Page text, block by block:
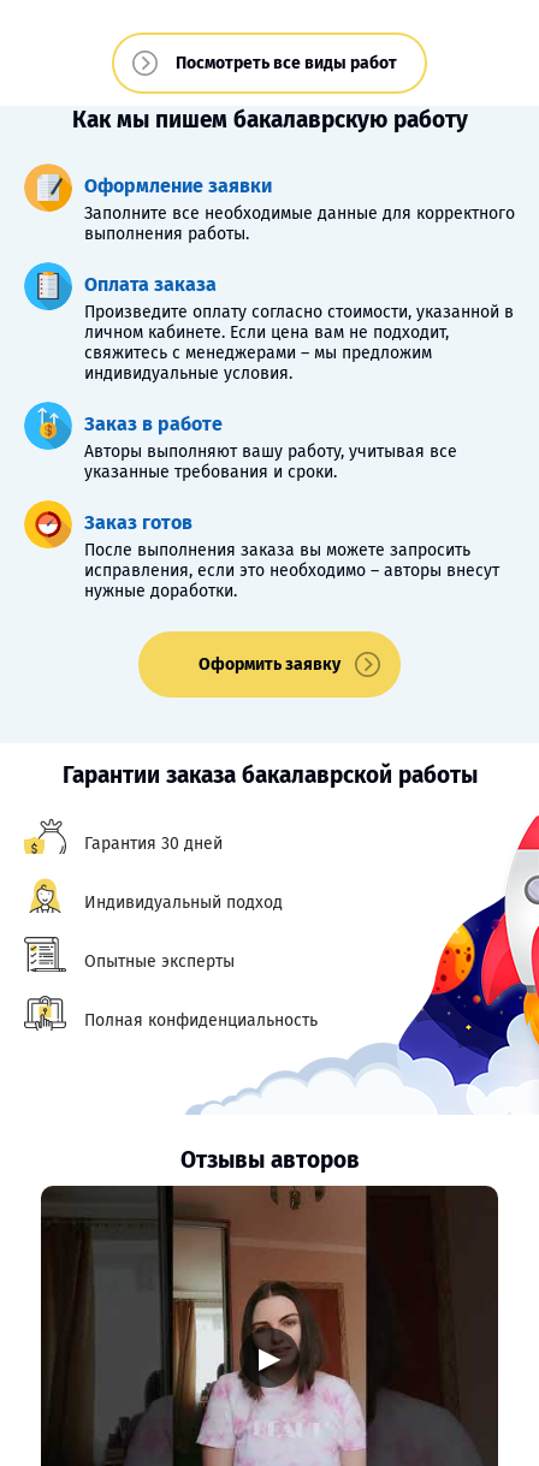
Посмотреть все виды работ
Как мы пишем бакалаврскую работу
Оформление заявки
Заполните все необходимые данные для корректного
выполнения работы.
Оплата заказа
Произведите оплату согласно стоимости, указанной в
личном кабинете. Если цена вам не подходит,
свяжитесь с менеджерами – мы предложим
индивидуальные условия.
Заказ в работе
Авторы выполняют вашу работу, учитывая все
указанные требования и сроки.
Заказ готов
После выполнения заказа вы можете запросить
исправления, если это необходимо – авторы внесут
нужные доработки.
Оформить заявку
Гарантии заказа бакалаврской работы
Гарантия 30 дней
Индивидуальный подход
Опытные эксперты
Полная конфиденциальность
Отзывы авторов
▶